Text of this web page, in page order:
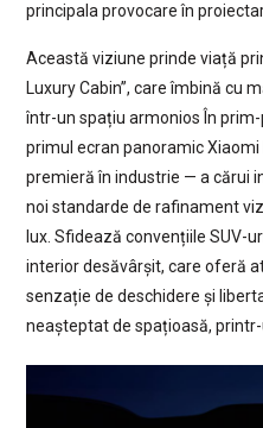
principala provocare în
Această viziune prinde viață
Luxury Cabin”, care îmbină cu
într-un spațiu armonios În
primul ecran panoramic
premieră în industrie — a cărui
noi standarde de rafinament
lux. Sfidează convențiile SUV-
interior desăvârșit, care oferă
senzație de deschidere și
neașteptat de spațioasă,